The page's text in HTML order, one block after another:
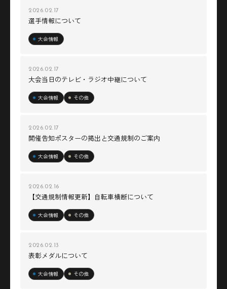
2026.02.17
選手情報について
大会情報
2026.02.17
大会当日のテレビ・ラジオ中継について
大会情報 その他
2026.02.17
開催告知ポスターの掲出と交通規制のご案内
大会情報 その他
2026.02.16
【交通規制情報更新】自転車横断について
大会情報 その他
2026.02.13
表彰メダルについて
大会情報 その他